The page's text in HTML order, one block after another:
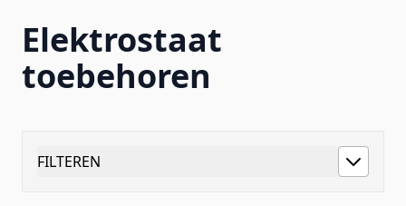
Elektrostaat
toebehoren
FILTEREN